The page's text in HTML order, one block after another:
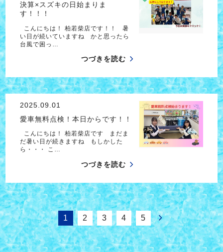
決算×スズキの日始まりま
す！！！
こんにちは！ 柏若柴店です！！ 暑
い日が続いていますね かと思ったら
台風で困っ…
つづきを読む
2025.09.01
愛車無料点検！本日からです！！
こんにちは！ 柏若柴店です まだま
だ暑い日が続きますね もしかした
ら・・・ こ…
つづきを読む
1 2 3 4 5